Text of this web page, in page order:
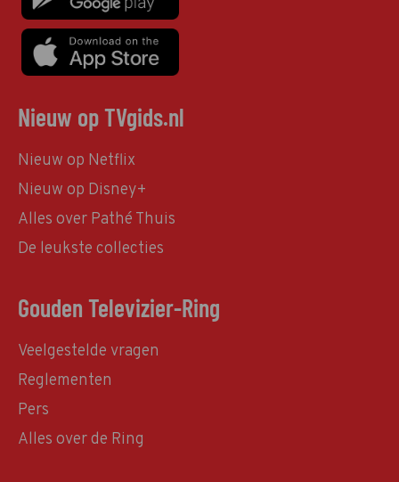
Nieuw op TVgids.nl
Nieuw op Netflix
Nieuw op Disney+
Alles over Pathé Thuis
De leukste collecties
Gouden Televizier-Ring
Veelgestelde vragen
Reglementen
Pers
Alles over de Ring